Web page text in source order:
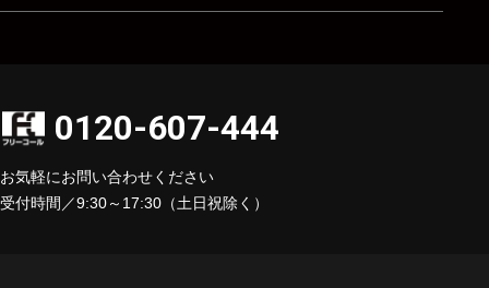
0120-607-444
お気軽にお問い合わせください
受付時間／9:30～17:30（土日祝除く）